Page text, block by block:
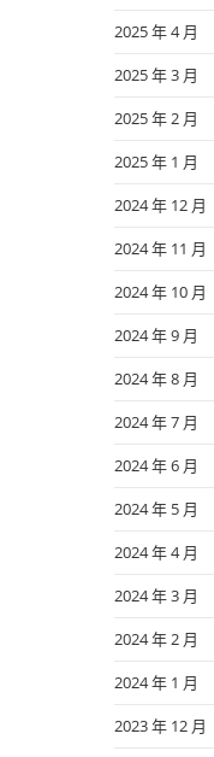
2025 年 4 月
2025 年 3 月
2025 年 2 月
2025 年 1 月
2024 年 12 月
2024 年 11 月
2024 年 10 月
2024 年 9 月
2024 年 8 月
2024 年 7 月
2024 年 6 月
2024 年 5 月
2024 年 4 月
2024 年 3 月
2024 年 2 月
2024 年 1 月
2023 年 12 月